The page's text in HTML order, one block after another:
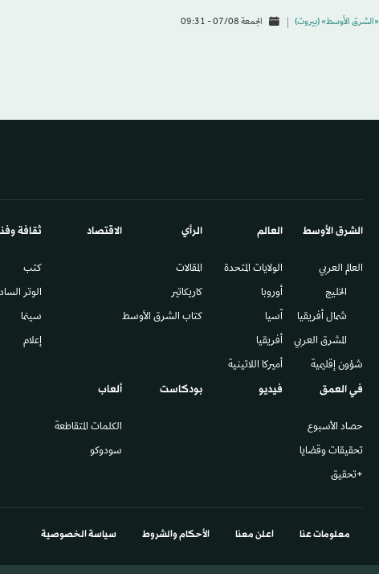
«الشرق الأوسط» (بيروت) الجمعة 07/08 - 09:31
الشرق الأوسط​
العالم العربي
الخليج
شمال أفريقيا
المشرق العربي
شؤون إقليمية
العالم
الولايات المتحدة
أوروبا
آسيا
أفريقيا
أميركا اللاتينية
الرأي
المقالات
كاريكاتير
كتاب الشرق الأوسط
الاقتصاد ثقافة
كتب
الوتر
سينما
إعلام
في العمق
حصاد الأسبوع
تحقيقات وقضايا
+تحقيق
فيديو بودكاست ألعاب
الكلمات المتقاطعة
سودوكو
معلومات عنا اعلن معنا الأحكام والشروط سياسة الخصوصية